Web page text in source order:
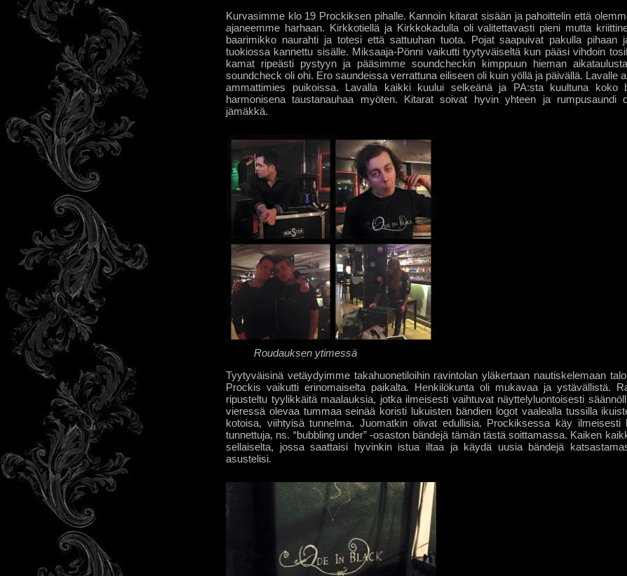
Kurvasimme klo 19 Prockiksen pihalle. Kannoin kitarat sisään ja pahoittelin että
ajaneemme harhaan. Kirkkotiellä ja Kirkkokadulla oli valitettavasti pieni mutta
baarimikko naurahti ja totesi että sattuuhan tuota. Pojat saapuivat pakulla pihaan
tuokiossa kannettu sisälle. Miksaaja-Pönni vaikutti tyytyväiseltä kun pääsi vihdoin
kamat ripeästi pystyyn ja pääsimme soundcheckin kimppuun hieman
soundcheck oli ohi. Ero saundeissa verrattuna eiliseen oli kuin yöllä ja päivällä. Lavalle
ammattimies puikoissa. Lavalla kaikki kuului selkeänä ja PA:sta kuultuna koko
harmonisena taustanauhaa myöten. Kitarat soivat hyvin yhteen ja rumpusaundi
jämäkkä.
Roudauksen ytimessä
Tyytyväisinä vetäydyimme takahuonetiloihin ravintolan yläkertaan nautiskelemaan
Prockis vaikutti erinomaiselta paikalta. Henkilökunta oli mukavaa ja ystävällistä.
ripusteltu tyylikkäitä maalauksia, jotka ilmeisesti vaihtuvat näyttelyluontoisesti
vieressä olevaa tummaa seinää koristi lukuisten bändien logot vaalealla tussilla
kotoisa, viihtyisä tunnelma. Juomatkin olivat edullisia. Prockiksessa käy ilmeisesti
tunnettuja, ns. “bubbling under” -osaston bändejä tämän tästä soittamassa. Kaiken
sellaiselta, jossa saattaisi hyvinkin istua iltaa ja käydä uusia bändejä
asustelisi.